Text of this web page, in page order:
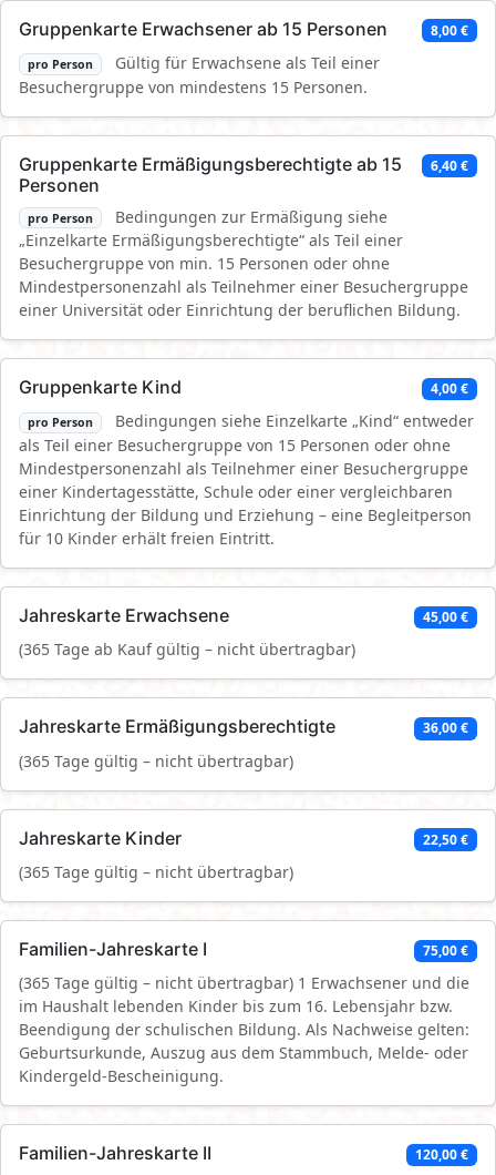
Gruppenkarte Erwachsener ab 15 Personen 8,00 €
pro Person
Gültig für Erwachsene als Teil einer
Besuchergruppe von mindestens 15 Personen.
Gruppenkarte Ermäßigungsberechtigte ab 15
Personen
6,40 €
pro Person
Bedingungen zur Ermäßigung siehe
„Einzelkarte Ermäßigungsberechtigte“ als Teil einer
Besuchergruppe von min. 15 Personen oder ohne
Mindestpersonenzahl als Teilnehmer einer Besuchergruppe
einer Universität oder Einrichtung der beruflichen Bildung.
Gruppenkarte Kind 4,00 €
pro Person
Bedingungen siehe Einzelkarte „Kind“ entweder
als Teil einer Besuchergruppe von 15 Personen oder ohne
Mindestpersonenzahl als Teilnehmer einer Besuchergruppe
einer Kindertagesstätte, Schule oder einer vergleichbaren
Einrichtung der Bildung und Erziehung – eine Begleitperson
für 10 Kinder erhält freien Eintritt.
Jahreskarte Erwachsene 45,00 €
(365 Tage ab Kauf gültig – nicht übertragbar)
Jahreskarte Ermäßigungsberechtigte 36,00 €
(365 Tage gültig – nicht übertragbar)
Jahreskarte Kinder 22,50 €
(365 Tage gültig – nicht übertragbar)
Familien-Jahreskarte I 75,00 €
(365 Tage gültig – nicht übertragbar) 1 Erwachsener und die
im Haushalt lebenden Kinder bis zum 16. Lebensjahr bzw.
Beendigung der schulischen Bildung. Als Nachweise gelten:
Geburtsurkunde, Auszug aus dem Stammbuch, Melde- oder
Kindergeld-Bescheinigung.
Familien-Jahreskarte II 120,00 €